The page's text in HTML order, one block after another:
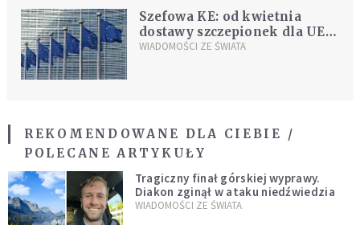
Szefowa KE: od kwietnia
dostawy szczepionek dla UE
"podwoją się"
WIADOMOŚCI ZE ŚWIATA
REKOMENDOWANE DLA CIEBIE /
POLECANE ARTYKUŁY
Tragiczny finał górskiej wyprawy.
Diakon zginął w ataku niedźwiedzia
WIADOMOŚCI ZE ŚWIATA